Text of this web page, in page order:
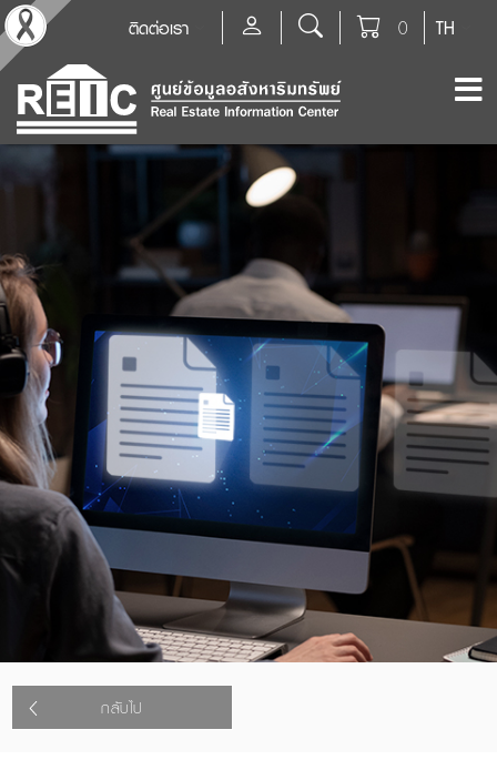
TH
0
ติดต่อเรา
กลับไป